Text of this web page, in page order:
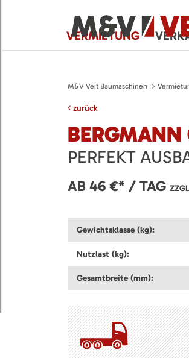
VERMIETUNG
M&V Veit Baumaschinen
zurück
PERFEKT
AB 46 €* / TAG
Gewichtsklasse (kg):
Nutzlast (kg):
Gesamtbreite (mm):